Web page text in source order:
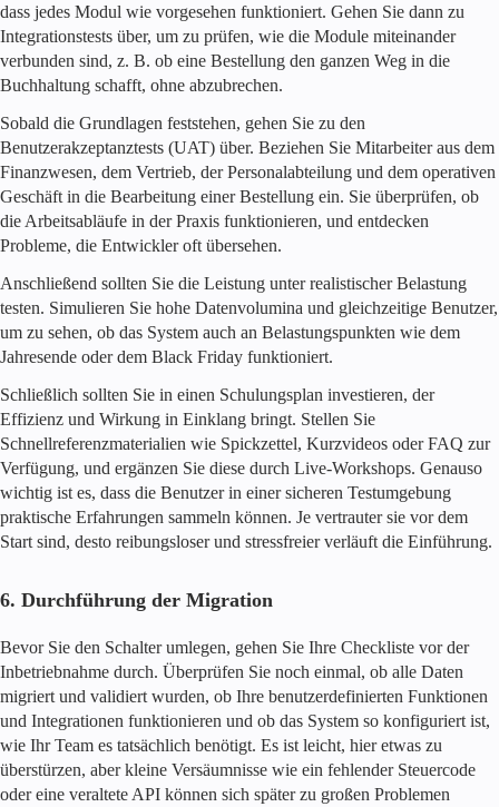
dass jedes Modul wie vorgesehen funktioniert. Gehen Sie dann zu
Integrationstests über, um zu prüfen, wie die Module miteinander
verbunden sind, z. B. ob eine Bestellung den ganzen Weg in die
Buchhaltung schafft, ohne abzubrechen.
Sobald die Grundlagen feststehen, gehen Sie zu den
Benutzerakzeptanztests (UAT) über. Beziehen Sie Mitarbeiter aus dem
Finanzwesen, dem Vertrieb, der Personalabteilung und dem operativen
Geschäft in die Bearbeitung einer Bestellung ein. Sie überprüfen, ob
die Arbeitsabläufe in der Praxis funktionieren, und entdecken
Probleme, die Entwickler oft übersehen.
Anschließend sollten Sie die Leistung unter realistischer Belastung
testen. Simulieren Sie hohe Datenvolumina und gleichzeitige Benutzer,
um zu sehen, ob das System auch an Belastungspunkten wie dem
Jahresende oder dem Black Friday funktioniert.
Schließlich sollten Sie in einen Schulungsplan investieren, der
Effizienz und Wirkung in Einklang bringt. Stellen Sie
Schnellreferenzmaterialien wie Spickzettel, Kurzvideos oder FAQ zur
Verfügung, und ergänzen Sie diese durch Live-Workshops. Genauso
wichtig ist es, dass die Benutzer in einer sicheren Testumgebung
praktische Erfahrungen sammeln können. Je vertrauter sie vor dem
Start sind, desto reibungsloser und stressfreier verläuft die Einführung.
6. Durchführung der Migration
Bevor Sie den Schalter umlegen, gehen Sie Ihre Checkliste vor der
Inbetriebnahme durch. Überprüfen Sie noch einmal, ob alle Daten
migriert und validiert wurden, ob Ihre benutzerdefinierten Funktionen
und Integrationen funktionieren und ob das System so konfiguriert ist,
wie Ihr Team es tatsächlich benötigt. Es ist leicht, hier etwas zu
überstürzen, aber kleine Versäumnisse wie ein fehlender Steuercode
oder eine veraltete API können sich später zu großen Problemen